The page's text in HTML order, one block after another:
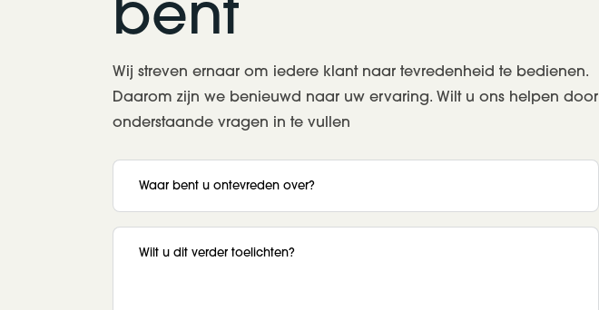
Wij streven ernaar om iedere klant naar tevredenheid te bedienen.
Daarom zijn we benieuwd naar uw ervaring. Wilt u ons helpen door
onderstaande vragen in te vullen
Sectie
Waar bent u ontevreden over?
Wilt u dit verder toelichten?